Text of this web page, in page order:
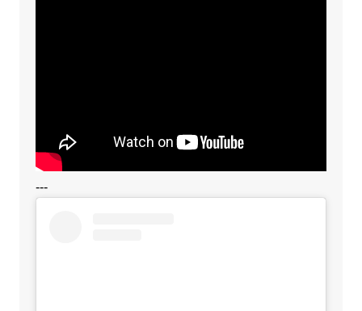
---